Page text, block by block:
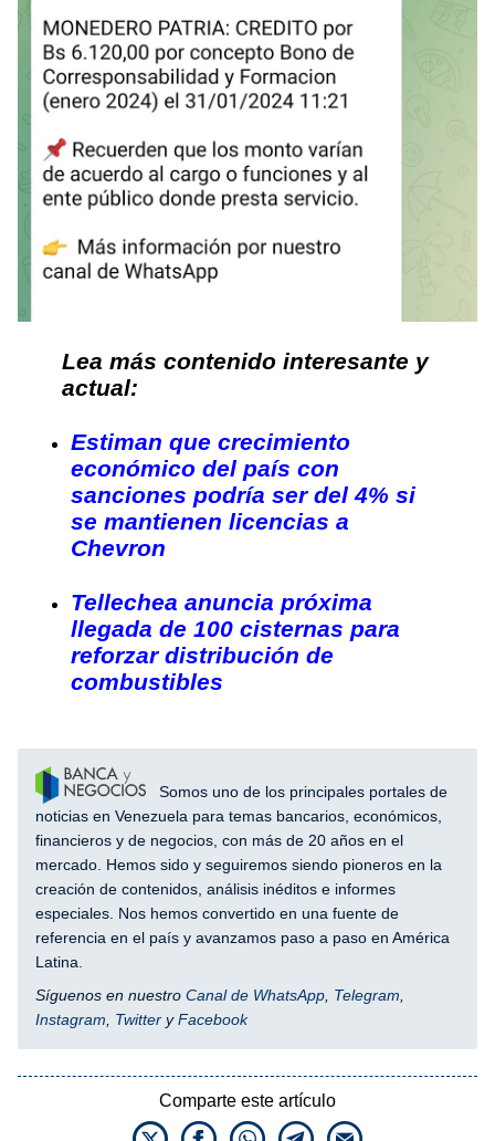
Lea más contenido interesante y
actual:
Estiman que crecimiento
económico del país con
sanciones podría ser del 4% si
se mantienen licencias a
Chevron
Tellechea anuncia próxima
llegada de 100 cisternas para
reforzar distribución de
combustibles
Somos uno de los principales portales de
noticias en Venezuela para temas bancarios, económicos,
financieros y de negocios, con más de 20 años en el
mercado. Hemos sido y seguiremos siendo pioneros en la
creación de contenidos, análisis inéditos e informes
especiales. Nos hemos convertido en una fuente de
referencia en el país y avanzamos paso a paso en América
Latina.
Síguenos en nuestro Canal de WhatsApp Telegram
Instagram
Twitter yFacebook
Comparte este artículo